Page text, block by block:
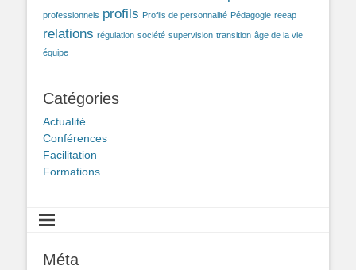
professionnels profils Profils de personnalité Pédagogie reeap
relations régulation société supervision transition âge de la vie
équipe
Catégories
Actualité
Conférences
Facilitation
Formations
Méta